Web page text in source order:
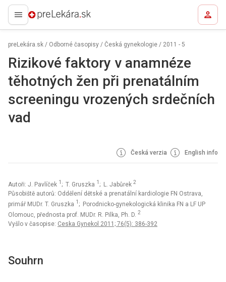
preLekára.sk
preLekára.sk / Odborné časopisy / Česká gynekologie / 2011 - 5
Rizikové faktory v anamnéze
těhotných žen při prenatálním
screeningu vrozených srdečních
vad
Česká verzia English info
Autoři: J. Pavlíček 1 ; T. Gruszka 1 ; L. Jabůrek 2
Působiště autorů: Oddělení dětské a prenatální kardiologie FN Ostrava,
primář MUDr. T. Gruszka 1 ; Porodnicko-gynekologická klinika FN a LF UP
Olomouc, přednosta prof. MUDr. R. Pilka, Ph. D. 2
Vyšlo v časopise: Ceska Gynekol 2011; 76(5): 386-392
Souhrn